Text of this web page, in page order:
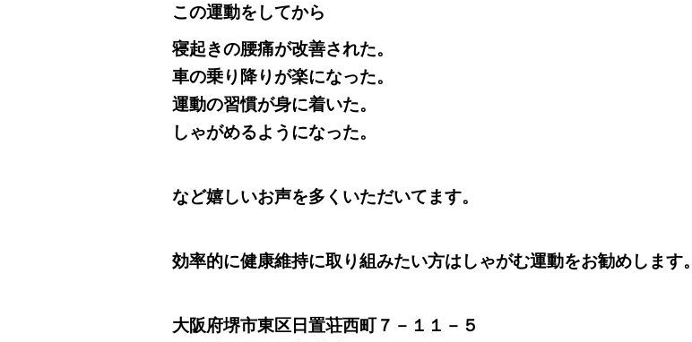
この運動をしてから
寝起きの腰痛が改善された。
車の乗り降りが楽になった。
運動の習慣が身に着いた。
しゃがめるようになった。
など嬉しいお声を多くいただいてます。
効率的に健康維持に取り組みたい方はしゃがむ運動をお勧めします。
大阪府堺市東区日置荘西町７－１１－５